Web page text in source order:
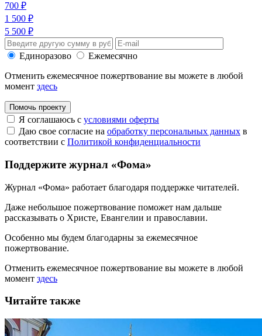
700 ₽
1 500 ₽
5 500 ₽
Единоразово
Ежемесячно
Отменить ежемесячное пожертвование вы можете в любой
момент здесь
Помочь проекту
Я соглашаюсь с условиями оферты
Даю свое согласие на обработку персональных данных в
соответствии с Политикой конфиденциальности
Поддержите журнал «Фома»
Журнал «Фома» работает благодаря поддержке читателей.
Даже небольшое пожертвование поможет нам дальше
рассказывать о Христе, Евангелии и православии.
Особенно мы будем благодарны за ежемесячное
пожертвование.
Отменить ежемесячное пожертвование вы можете в любой
момент здесь
Читайте также